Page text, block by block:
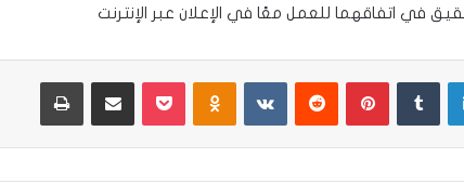
في اتفاقهما للعمل معًا في الإعلان عبر الإنترنت
لينكدإن بينتيريست Odnoklassniki
‫Pocketمشاركة عبر البريد طباعة